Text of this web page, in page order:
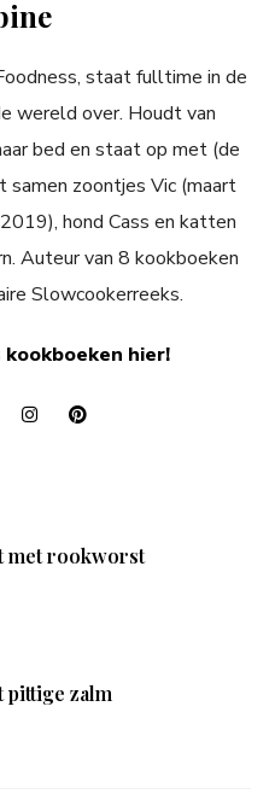
staat fulltime in de
wereld over. Houdt van
bed en staat op met (de
samen zoontjes Vic (maart
hond Cass en katten
Auteur van 8 kookboeken
Slowcookerreeks.
kookboeken hier!
met rookworst
pittige zalm